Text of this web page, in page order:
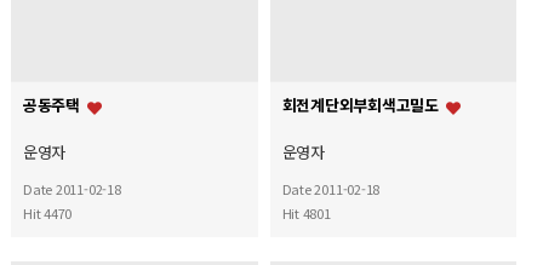
공동주택
운영자
Date 2011-02-18
Hit 4470
회전계단외부회색고밀도
운영자
Date 2011-02-18
Hit 4801